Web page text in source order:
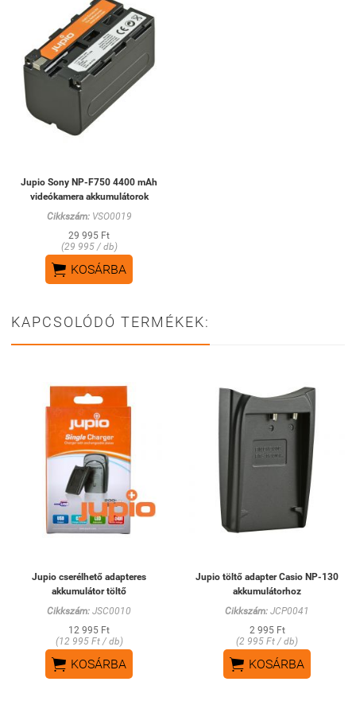
Jupio Sony NP-F750 4400 mAh
videókamera akkumulátorok
Cikkszám:VSO0019
29 995 Ft
(29 995 / db)
 KOSÁRBA
KAPCSOLÓDÓ TERMÉKEK:
Jupio cserélhető adapteres
akkumulátor töltő
Cikkszám: JSC0010
12 995 Ft
(12 995 Ft / db)
 KOSÁRBA
Jupio töltő adapter Casio NP-130
akkumulátorhoz
Cikkszám: JCP0041
2 995 Ft
(2 995 Ft / db)
 KOSÁRBA